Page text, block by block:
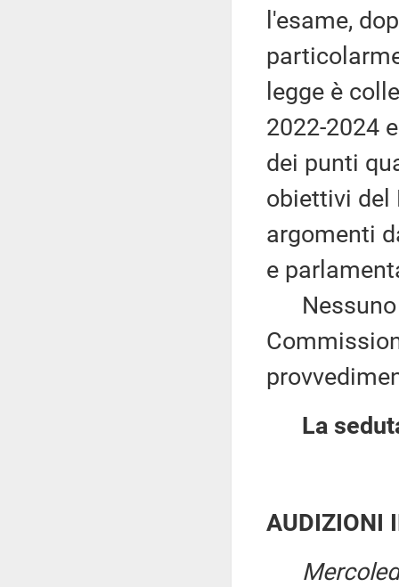
l'esame,
legge è
2022-2024
dei punti
obiettivi del
argomenti
e
Nessuno
La
AUDIZIONI